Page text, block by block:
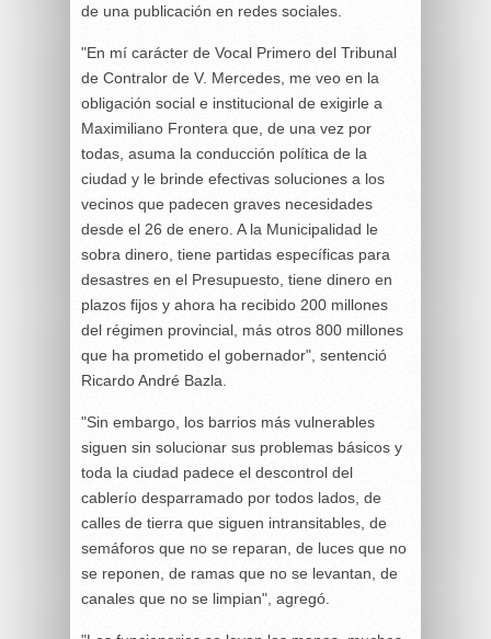
de una publicación en redes sociales.
"En mí carácter de Vocal Primero del Tribunal
de Contralor de V. Mercedes, me veo en la
obligación social e institucional de exigirle a
Maximiliano Frontera que, de una vez por
todas, asuma la conducción política de la
ciudad y le brinde efectivas soluciones a los
vecinos que padecen graves necesidades
desde el 26 de enero. A la Municipalidad le
sobra dinero, tiene partidas específicas para
desastres en el Presupuesto, tiene dinero en
plazos fijos y ahora ha recibido 200 millones
del régimen provincial, más otros 800 millones
que ha prometido el gobernador", sentenció
Ricardo André Bazla.
"Sin embargo, los barrios más vulnerables
siguen sin solucionar sus problemas básicos y
toda la ciudad padece el descontrol del
cablerío desparramado por todos lados, de
calles de tierra que siguen intransitables, de
semáforos que no se reparan, de luces que no
se reponen, de ramas que no se levantan, de
canales que no se limpian", agregó.